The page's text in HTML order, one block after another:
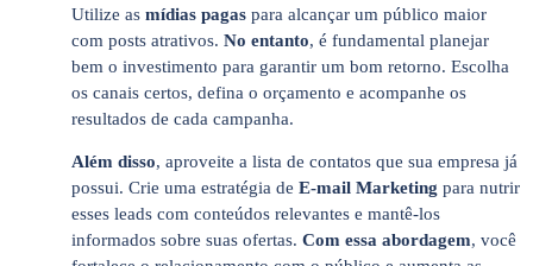
Utilize as mídias pagas para alcançar um público maior
com posts atrativos. No entanto, é fundamental planejar
bem o investimento para garantir um bom retorno. Escolha
os canais certos, defina o orçamento e acompanhe os
resultados de cada campanha.
Além disso, aproveite a lista de contatos que sua empresa já
possui. Crie uma estratégia de E-mail Marketing para nutrir
esses leads com conteúdos relevantes e mantê-los
informados sobre suas ofertas. Com essa abordagem, você